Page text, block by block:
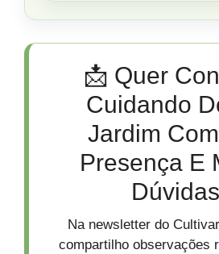
📩 Quer
Cuidando
Jardim
Presença E
Na newsletter do
compartilho observações